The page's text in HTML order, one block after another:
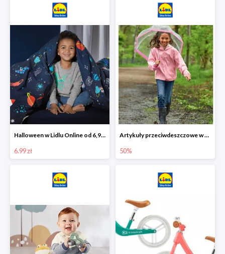
Halloween w Lidlu Online od 6,99 zł
6.99 zł
Artykuły przeciwdeszczowe w Lodilu Online do -50%
50%